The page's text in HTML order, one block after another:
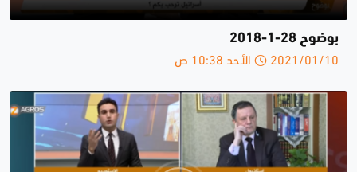
بوضوح 28-1-2018
2021/01/10 الأحد 10:38 ص